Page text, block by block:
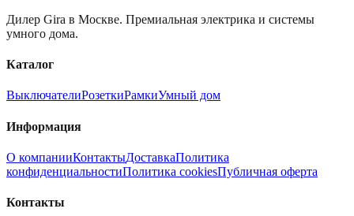
Дилер Gira в Москве. Премиальная электрика и системы
умного дома.
Каталог
ВыключателиРозеткиРамкиУмный дом
Информация
О компанииКонтактыДоставкаПолитика
конфиденциальностиПолитика cookiesПубличная оферта
Контакты